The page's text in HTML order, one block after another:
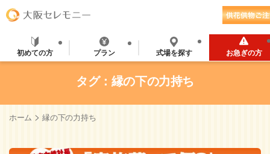
初めての方 プラン 式場を探す お急ぎの方
タグ：縁の下の力持ち
ホーム >縁の下の力持ち